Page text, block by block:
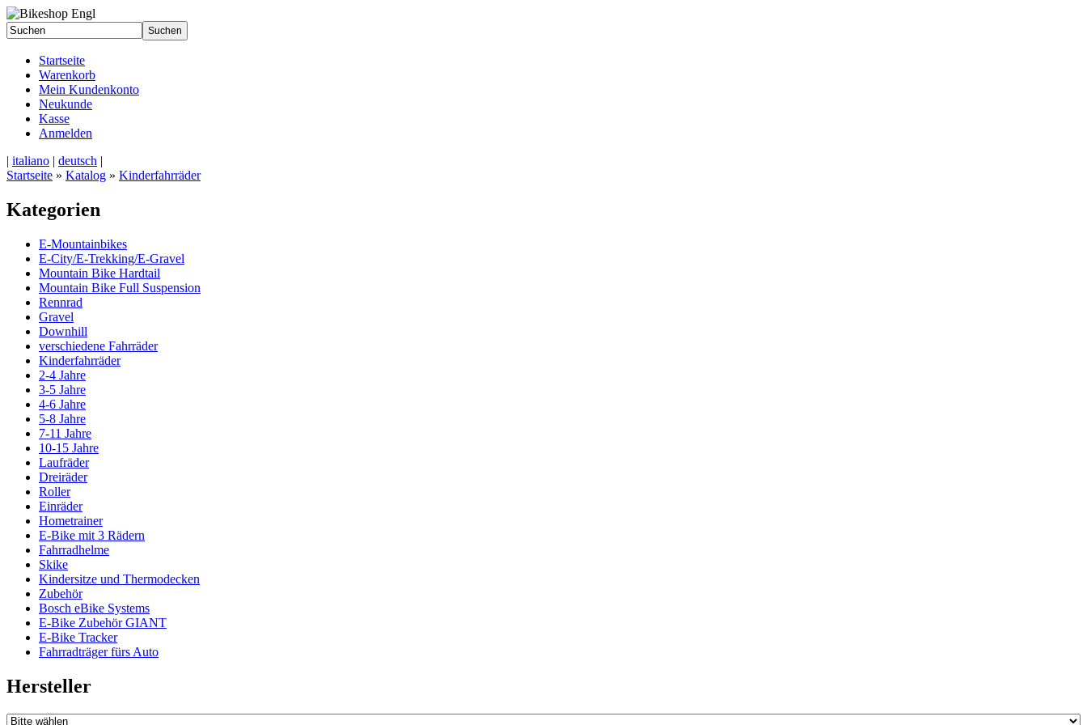
Startseite
Warenkorb
Mein Kundenkonto
Neukunde
Kasse
Anmelden
| italiano | deutsch |
Startseite » Katalog » Kinderfahrräder
Kategorien
E-Mountainbikes
E-City/E-Trekking/E-Gravel
Mountain Bike Hardtail
Mountain Bike Full Suspension
Rennrad
Gravel
Downhill
verschiedene Fahrräder
Kinderfahrräder
2-4 Jahre
3-5 Jahre
4-6 Jahre
5-8 Jahre
7-11 Jahre
10-15 Jahre
Laufräder
Dreiräder
Roller
Einräder
Hometrainer
E-Bike mit 3 Rädern
Fahrradhelme
Skike
Kindersitze und Thermodecken
Zubehör
Bosch eBike Systems
E-Bike Zubehör GIANT
E-Bike Tracker
Fahrradträger fürs Auto
Hersteller